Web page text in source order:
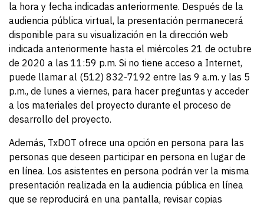
la hora y fecha indicadas anteriormente. Después de la
audiencia pública virtual, la presentación permanecerá
disponible para su visualización en la dirección web
indicada anteriormente hasta el miércoles 21 de octubre
de 2020 a las 11:59 p.m. Si no tiene acceso a Internet,
puede llamar al (512) 832-7192 entre las 9 a.m. y las 5
p.m., de lunes a viernes, para hacer preguntas y acceder
a los materiales del proyecto durante el proceso de
desarrollo del proyecto.
Además, TxDOT ofrece una opción en persona para las
personas que deseen participar en persona en lugar de
en línea. Los asistentes en persona podrán ver la misma
presentación realizada en la audiencia pública en línea
que se reproducirá en una pantalla, revisar copias